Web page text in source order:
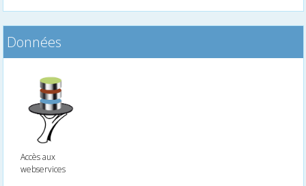
Données
Accès aux
webservices